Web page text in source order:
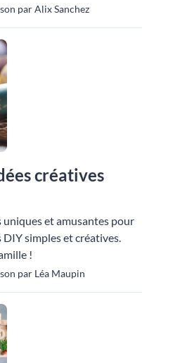
par Alix Sanchez
créatives
uniques et amusantes pour
DIY simples et créatives.
!
par Léa Maupin